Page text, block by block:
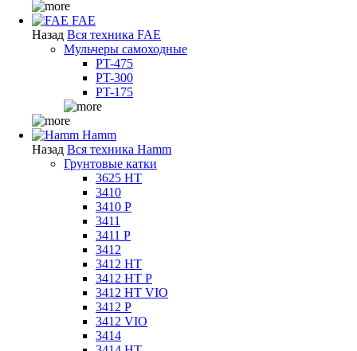
FAE
Назад Вся техника FAE
Мульчеры самоходные
PT-475
PT-300
PT-175
Hamm
Назад Вся техника Hamm
Грунтовые катки
3625 HT
3410
3410 P
3411
3411 P
3412
3412 HT
3412 HT P
3412 HT VIO
3412 P
3412 VIO
3414